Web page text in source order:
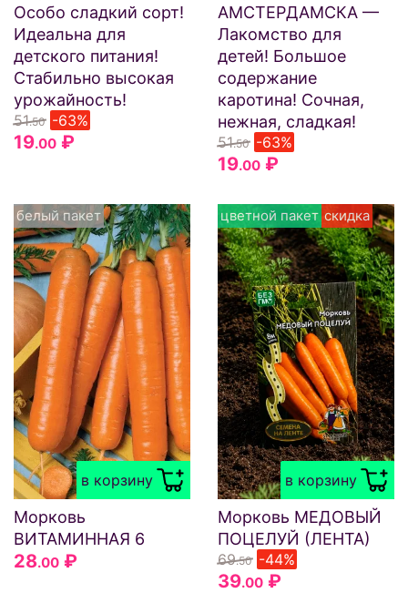
Особо сладкий сорт!
Идеальна для
детского питания!
Стабильно высокая
урожайность!
51.50 -63%
19.00 ₽
АМСТЕРДАМСКА —
Лакомство для
детей! Большое
содержание
каротина! Сочная,
нежная, сладкая!
51.50 -63%
19.00 ₽
в корзину
белый пакет
Морковь
ВИТАМИННАЯ 6
28.00 ₽
в корзину
цветной пакет скидка
Морковь МЕДОВЫЙ
ПОЦЕЛУЙ (ЛЕНТА)
69.50 -44%
39.00 ₽